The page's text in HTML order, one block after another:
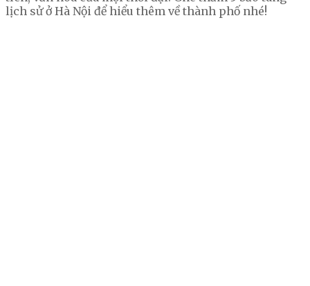
lịch sử ở Hà Nội để hiểu thêm về thành phố nhé!